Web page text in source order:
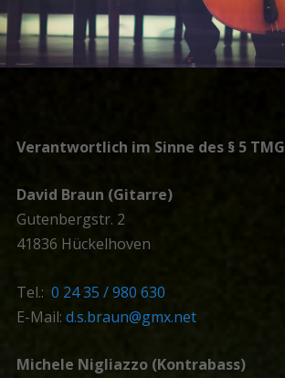
Verantwortlich im Sinne des § 5 TMG
David Braun (Gitarre)
Gutenbergstr. 2
41836 Hückelhoven
Tel.: 0 24 35 / 980 630
E-Mail: d.s.braun@gmx.net
Michele Nigliazzo (Kontrabass)